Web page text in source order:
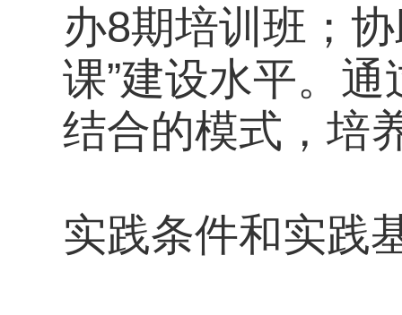
办8期培训班；
课”建设水平。
结合的模式，培
实践条件和实践